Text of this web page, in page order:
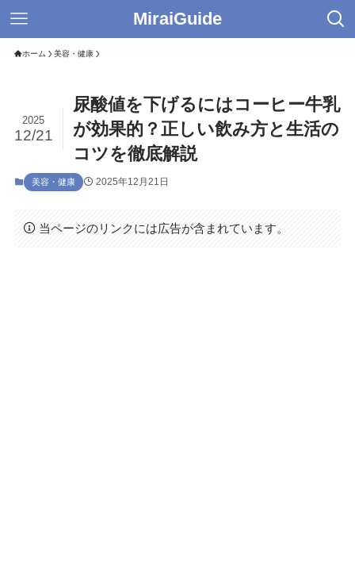
MiraiGuide
ホーム 美容・健康
尿酸値を下げるにはコーヒー牛乳
が効果的？正しい飲み方と生活の
コツを徹底解説
2025
12/21
美容・健康 2025年12月21日
当ページのリンクには広告が含まれています。